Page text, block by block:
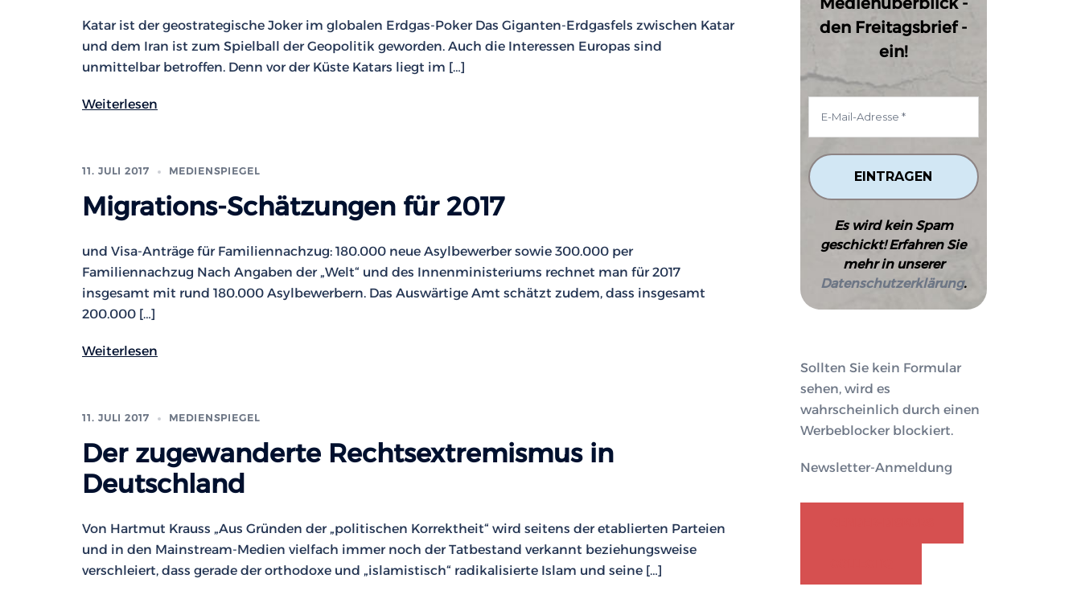
Katar ist der geostrategische Joker im globalen Erdgas-Poker Das Giganten-Erdgasfels zwischen Katar
und dem Iran ist zum Spielball der Geopolitik geworden. Auch die Interessen Europas sind
unmittelbar betroffen. Denn vor der Küste Katars liegt im […]
Weiterlesen
11. JULI 2017 MEDIENSPIEGEL
Migrations-Schätzungen für 2017
und Visa-Anträge für Familiennachzug: 180.000 neue Asylbewerber sowie 300.000 per
Familiennachzug Nach Angaben der „Welt“ und des Innenministeriums rechnet man für 2017
insgesamt mit rund 180.000 Asylbewerbern. Das Auswärtige Amt schätzt zudem, dass insgesamt
200.000 […]
Weiterlesen
11. JULI 2017 MEDIENSPIEGEL
Der zugewanderte Rechtsextremismus in
Deutschland
Von Hartmut Krauss „Aus Gründen der „politischen Korrektheit“ wird seitens der etablierten Parteien
und in den Mainstream-Medien vielfach immer noch der Tatbestand verkannt beziehungsweise
verschleiert, dass gerade der orthodoxe und „islamistisch“ radikalisierte Islam und seine […]
den Freitagsbrief -
ein!
Es wird kein Spam
geschickt! Erfahren Sie
mehr in unserer
Datenschutzerklärung.
Sollten Sie kein Formular
sehen, wird es
wahrscheinlich durch einen
Werbeblocker blockiert.
Newsletter-Anmeldung